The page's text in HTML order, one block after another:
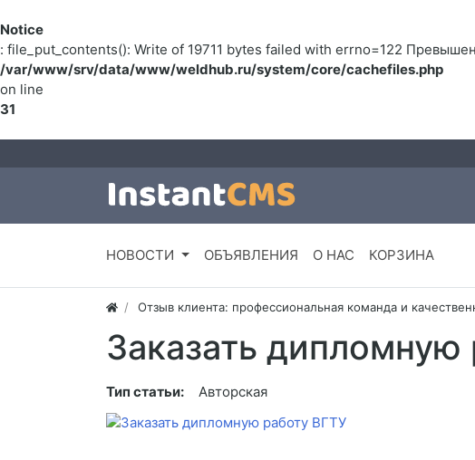
Notice
: file_put_contents(): Write of 19711 bytes failed with errno=122
/var/www/srv/data/www/weldhub.ru/system/core/cachefiles.php
on line
31
НОВОСТИ ОБЪЯВЛЕНИЯ О НАС КОРЗИНА
Отзыв клиента: профессиональная команда и
Заказать дипломную
Тип статьи: Авторская